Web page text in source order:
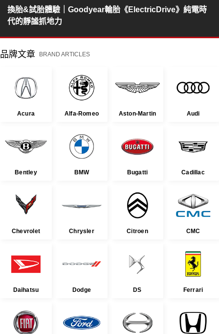
換胎&試胎體驗｜Goodyear輪胎《ElectricDrive》純電時
代的靜謐抓地力
品牌文章 BRAND ARTICLES
Acura Alfa-Romeo Aston-Martin Audi
Bentley BMW Bugatti Cadillac
Chevrolet Chrysler Citroen CMC
Daihatsu Dodge DS Ferrari